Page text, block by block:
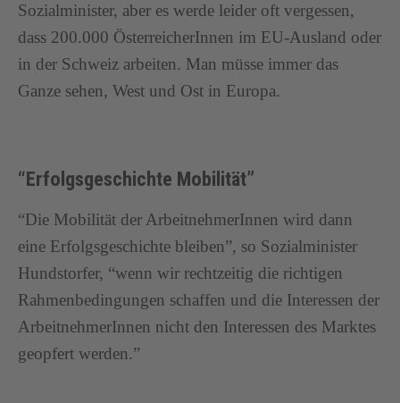
Sozialminister, aber es werde leider oft vergessen,
dass 200.000 ÖsterreicherInnen im EU-Ausland oder
in der Schweiz arbeiten. Man müsse immer das
Ganze sehen, West und Ost in Europa.
“Erfolgsgeschichte Mobilität”
“Die Mobilität der ArbeitnehmerInnen wird dann
eine Erfolgsgeschichte bleiben”, so Sozialminister
Hundstorfer, “wenn wir rechtzeitig die richtigen
Rahmenbedingungen schaffen und die Interessen der
ArbeitnehmerInnen nicht den Interessen des Marktes
geopfert werden.”